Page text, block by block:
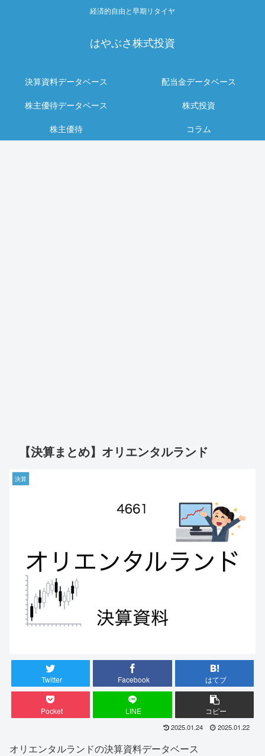
経済的自由と早期リタイヤ
はやぶさ株式投資
決算資料データベース
配当金データベース
株主優待データベース
株式投資
株主優待
コラム
【決算まとめ】オリエンタルランド
決算
Twitter Facebook はてブ
Pocket LINE コピー
2025.01.24 2025.01.22
オリエンタルランドの決算資料データベース